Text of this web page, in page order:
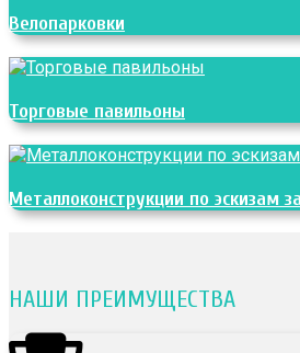
Велопарковки
Торговые павильоны
Металлоконструкции по эскизам
НАШИ ПРЕИМУЩЕСТВА